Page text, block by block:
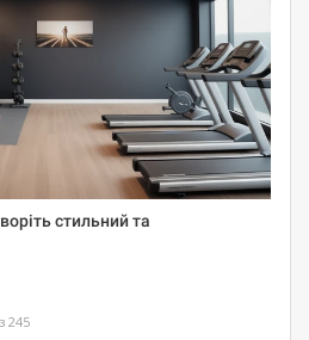
стильний та
245